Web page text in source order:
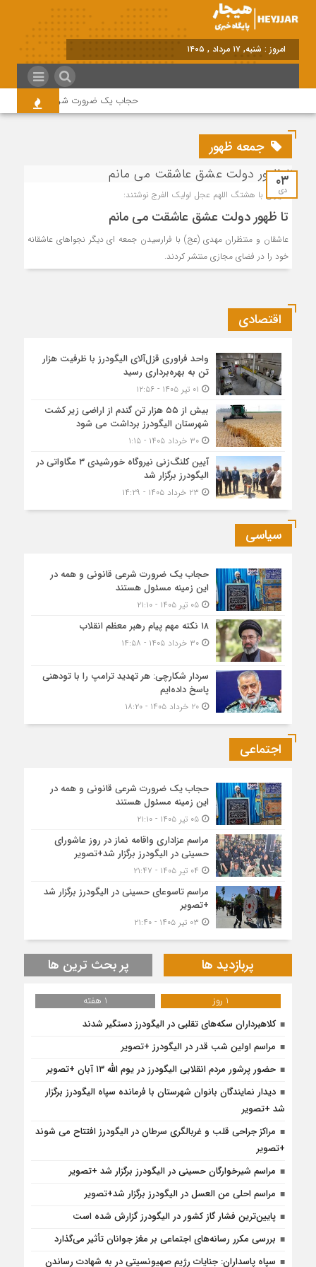
امروز : شنبه, ۱۷ مرداد , ۱۴۰۵
حجاب یک ضرورت شرعی قانونی و
جمعه ظهور
۰۳
دی
کاربران با هشتگ اللهم عجل لولیک الفرج نوشتند:
تا ظهور دولت عشق عاشقت می مانم
عاشقان و منتظران مهدی (عج) با فرارسیدن جمعه ای دیگر نجواهای عاشقانه
خود را در فضای مجازی منتشر کردند.
اقتصادی
واحد فراوری قزل‌آلای الیگودرز با ظرفیت هزار
تن به بهره‌برداری رسید
بیش از ۵۵ هزار تن گندم از اراضی زیر کشت
شهرستان الیگودرز برداشت می شود
۳۰ خرداد ۱۴۰۵ - ۱:۱۵
آیین کلنگ‌زنی نیروگاه خورشیدی ۳ مگاواتی در
الیگودرز برگزار شد
سیاسی
حجاب یک ضرورت شرعی قانونی و همه در
این زمینه مسئول هستند
۰۵ تیر ۱۴۰۵ - ۲۱:۱۰
۱۸ نکته مهم پیام رهبر معظم انقلاب
۳۰ خرداد ۱۴۰۵ - ۱۴:۵۸
سردار شکارچی: هر تهدید ترامپ را با تودهنی
پاسخ داده‌ایم
۲۰ خرداد ۱۴۰۵ - ۱۸:۲۰
اجتماعی
حجاب یک ضرورت شرعی قانونی و همه در
این زمینه مسئول هستند
۰۵ تیر ۱۴۰۵ - ۲۱:۱۰
مراسم عزاداری واقامه نماز در روز عاشورای
حسینی در الیگودرز برگزار شد+تصویر
مراسم تاسوعای حسینی در الیگودرز برگزار شد
+تصویر
پربازدید ها پر بحث ترین ها
1 روز
1 هفته
کلاهبرداران سکه‌های تقلبی در الیگودرز دستگیر شدند
مراسم اولین شب قدر در الیگودرز +تصویر
حضور پرشور مردم انقلابی الیگودرز در یوم الله ۱۳ آبان +تصویر
دیدار نمایندگان بانوان شهرستان با فرمانده سپاه الیگودرز برگزار
شد +تصویر
مراکز جراحی قلب و غربالگری سرطان در الیگودرز افتتاح می شوند
+تصویر
مراسم شیرخوارگان حسینی در الیگودرز برگزار شد +تصویر
مراسم احلی من العسل در الیگودرز برگزار شد+تصویر
پایین‌ترین فشار گاز کشور در الیگودرز گزارش شده است
بررسی مکرر رسانه‌های اجتماعی بر مغز جوانان تأثیر می‌گذارد
سپاه پاسداران: جنایات رژیم صهیونسیتی در به شهادت رساندن